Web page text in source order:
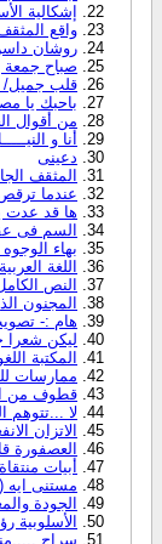
إشكالية
واقع
روشان
صباح جمعة يوم 7-
قلب جميل/
باحبك يا
من أقوال
أنا و
دعينى
المثقف
عندما
ها قد عدت
السم فى
بهاء
اللغة
النص
المجنون
هام :-
ليكن شعرا
المكتبة
ممارسات
قطوف من
لا
الاتزان
العصفورة
أبيات
مستنى ايه
الجودة
الأسلوبية
سراج